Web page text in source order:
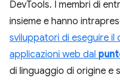
DevTools. I membri di
insieme e hanno
sviluppatori di eseguire il
applicazioni web dal
di linguaggio di origine